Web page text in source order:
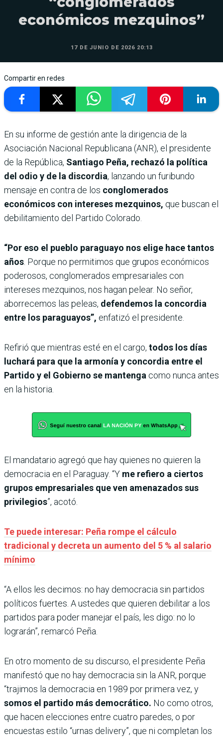
económicos mezquinos”
17 DE JUNIO DE 2026 20:13
Compartir en redes
En su informe de gestión ante la dirigencia de la
Asociación Nacional Republicana (ANR), el presidente
de la República, Santiago Peña, rechazó la política
del odio y de la discordia, lanzando un furibundo
mensaje en contra de los conglomerados
económicos con intereses mezquinos, que buscan el
debilitamiento del Partido Colorado.
“Por eso el pueblo paraguayo nos elige hace tantos
años . Porque no permitimos que grupos económicos
poderosos, conglomerados empresariales con
intereses mezquinos, nos hagan pelear. No señor,
aborrecemos las peleas, defendemos la concordia
entre los paraguayos”, enfatizó el presidente.
Refirió que mientras esté en el cargo, todos los días
luchará para que la armonía y concordia entre el
Partido y el Gobierno se mantenga como nunca antes
en la historia.
El mandatario agregó que hay quienes no quieren la
democracia en el Paraguay. “Y me refiero a ciertos
grupos empresariales que ven amenazados sus
privilegios”, acotó.
Te puede interesar: Peña rompe el cálculo
tradicional y decreta un aumento del 5 % al salario
mínimo
“A ellos les decimos: no hay democracia sin partidos
políticos fuertes. A ustedes que quieren debilitar a los
partidos para poder manejar el país, les digo: no lo
lograrán”, remarcó Peña.
En otro momento de su discurso, el presidente Peña
manifestó que no hay democracia sin la ANR, porque
“trajimos la democracia en 1989 por primera vez, y
somos el partido más democrático. No como otros,
que hacen elecciones entre cuatro paredes, o por
encuestas estilo “urnas delivery”, que ni completan los